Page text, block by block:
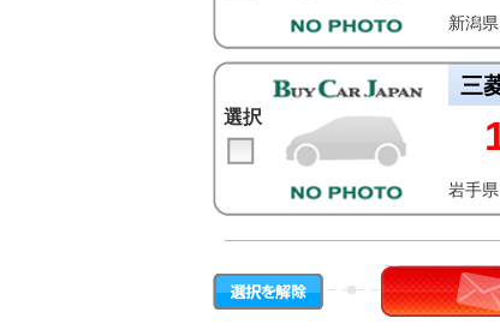
新潟
選択
三
岩手